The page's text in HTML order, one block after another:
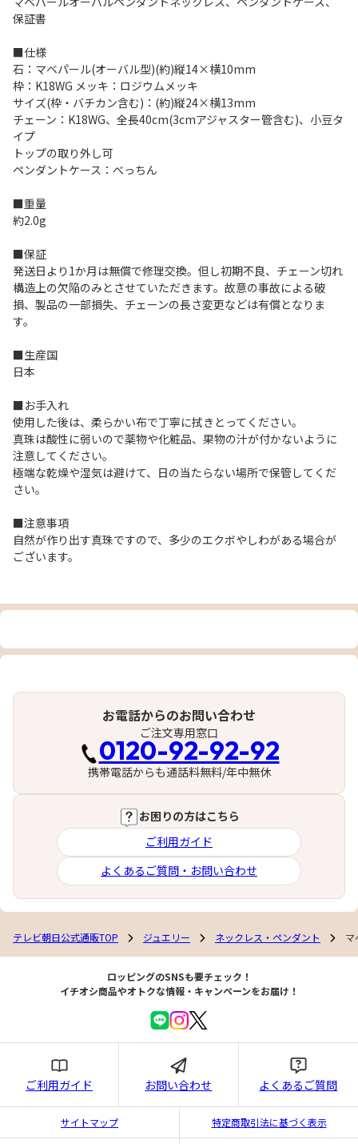
保証書
■仕様
石：マベパール(オーバル型)(約)縦14×横10mm
枠：K18WG メッキ：ロジウムメッキ
サイズ(枠・バチカン含む)：(約)縦24×横13mm
チェーン：K18WG、全長40cm(3cmアジャスター管含む)、小豆タ
イプ
トップの取り外し可
ペンダントケース：べっちん
■重量
約2.0g
■保証
発送日より1か月は無償で修理交換。但し初期不良、チェーン切れ
構造上の欠陥のみとさせていただきます。故意の事故による破
損、製品の一部損失、チェーンの長さ変更などは有償となりま
す。
■生産国
日本
■お手入れ
使用した後は、柔らかい布で丁寧に拭きとってください。
真珠は酸性に弱いので薬物や化粧品、果物の汁が付かないように
注意してください。
極端な乾燥や湿気は避けて、日の当たらない場所で保管してくだ
さい。
■注意事項
自然が作り出す真珠ですので、多少のエクボやしわがある場合が
ございます。
お電話からのお問い合わせ
ご注文専用窓口
0120-92-92-92
携帯電話からも通話料無料/年中無休
お困りの方はこちら
ご利用ガイド
よくあるご質問・お問い合わせ
テレビ朝日公式通販TOP ジュエリー ネックレス・ペンダント マ
ロッピングのSNSも要チェック！
イチオシ商品やオトクな情報・キャンペーンをお届け！
ご利用ガイド お問い合わせ よくあるご質問
サイトマップ 特定商取引法に基づく表示